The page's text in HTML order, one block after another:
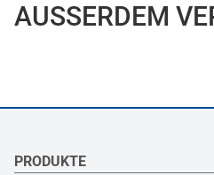
AUSSERDEM
PRODUKTE